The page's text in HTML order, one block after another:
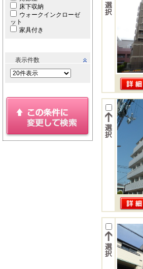
床下収納
ウォークインクローゼ
ット
家具付き
表示件数